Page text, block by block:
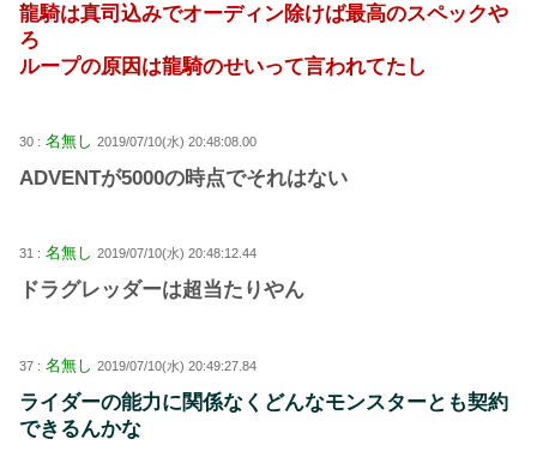
龍騎は真司込みでオーディン除けば最高のスペックや
ろ
ループの原因は龍騎のせいって言われてたし
30 : 名無し 2019/07/10(水) 20:48:08.00
ADVENTが5000の時点でそれはない
31 : 名無し 2019/07/10(水) 20:48:12.44
ドラグレッダーは超当たりやん
37 : 名無し 2019/07/10(水) 20:49:27.84
ライダーの能力に関係なくどんなモンスターとも契約
できるんかな